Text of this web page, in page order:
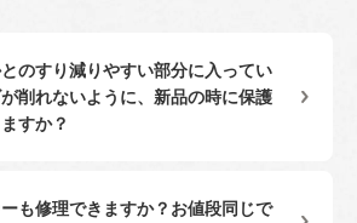
のすり減りやすい部分に入ってい
削れないように、新品の時に保護
すか？
も修理できますか？お値段同じで